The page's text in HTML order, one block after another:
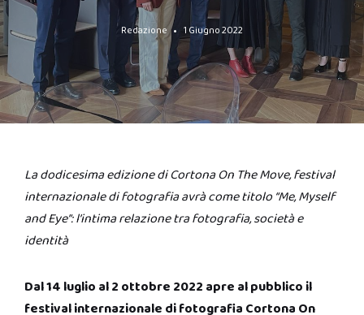
Redazione 1 Giugno 2022
La dodicesima edizione di Cortona On The Move, festival
internazionale di fotografia avrà come titolo “Me, Myself
and Eye”: l’intima relazione tra fotografia, società e
identità
Dal 14 luglio al 2 ottobre 2022 apre al pubblico il
festival internazionale di fotografia Cortona On